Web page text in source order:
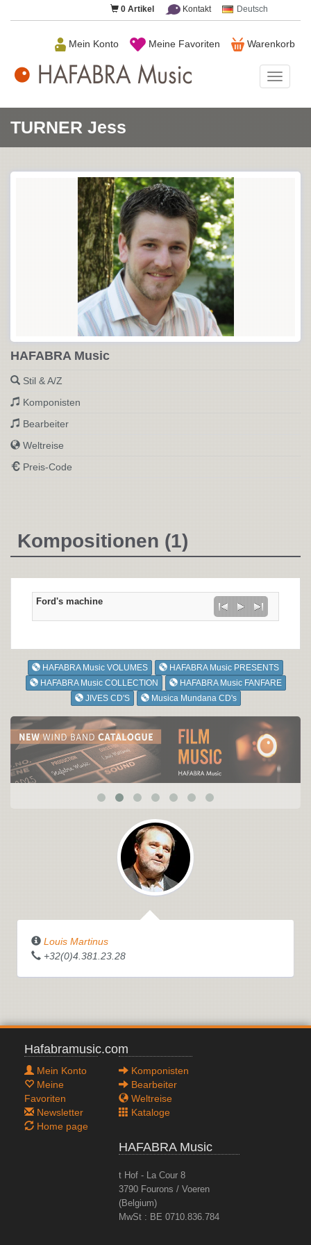
0 Artikel Kontakt Deutsch
Warenkorb
Meine Favoriten
Mein Konto
Music
TURNER Jess
HAFABRA Music
Stil & A/Z
Komponisten
Bearbeiter
Weltreise
Preis-Code
Kompositionen (1)
Ford's machine
HAFABRA Music VOLUMES
HAFABRA Music PRESENTS
HAFABRA Music COLLECTION
HAFABRA Music FANFARE
JIVES CD'S
Musica Mundana CD's
Louis Martinus
+32(0)4.381.23.28
Hafabramusic.com
Mein Konto
Meine
Favoriten
Newsletter
Home page
Komponisten
Bearbeiter
Weltreise
Kataloge
HAFABRA Music
t Hof - La Cour 8
3790 Fourons / Voeren
(Belgium)
MwSt : BE 0710.836.784